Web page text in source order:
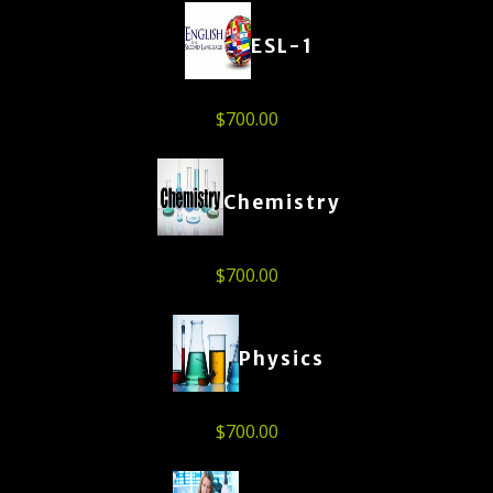
ESL-1
$700.00
Chemistry
$700.00
Physics
$700.00